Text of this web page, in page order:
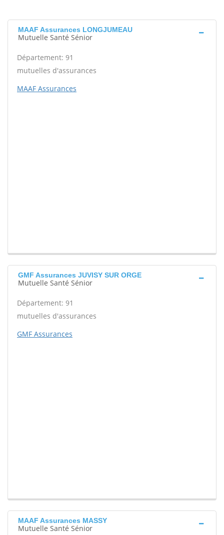
MAAF Assurances LONGJUMEAU
Mutuelle Santé Sénior
Département: 91
mutuelles d'assurances
MAAF Assurances
GMF Assurances JUVISY SUR ORGE
Mutuelle Santé Sénior
Département: 91
mutuelles d'assurances
GMF Assurances
MAAF Assurances MASSY
Mutuelle Santé Sénior